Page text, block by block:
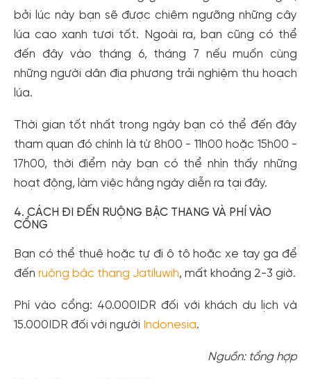
bởi lúc này bạn sẽ được chiêm ngưỡng những cây
lúa cao xanh tươi tốt. Ngoài ra, bạn cũng có thể
đến đây vào tháng 6, tháng 7 nếu muốn cùng
những người dân địa phương trải nghiệm thu hoạch
lúa.
Thời gian tốt nhất trong ngày bạn có thể đến đây
tham quan đó chính là từ 8h00 - 11h00 hoặc 15h00 -
17h00, thời điểm này bạn có thể nhìn thấy những
hoạt động, làm việc hằng ngày diễn ra tại đây.
4. CÁCH ĐI ĐẾN RUỘNG BẬC THANG VÀ PHÍ VÀO
CỔNG
Bạn có thể thuê hoặc tự đi ô tô hoặc xe tay ga để
đến ruộng bậc thang Jatiluwih, mất khoảng 2-3 giờ.
Phí vào cổng: 40.000IDR đối với khách du lịch và
15.000IDR đối với người Indonesia.
Nguồn: tổng hợp
Tạo tài khoản nhanh - nhận nhiều ưu
Tạo tài khoản để có thể nhận ngay các ưu đãihấp dẫn
dành cho thành viên đến từ các đối tác của Gody.vn dành
cho cộng đồng.
Đăng ký
Hoặc đăng nhập bằng
Đăng nhập Facebook